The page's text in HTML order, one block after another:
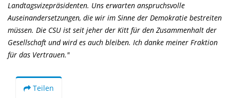
Landtagsvizepräsidenten. Uns erwarten anspruchsvolle
Auseinandersetzungen, die wir im Sinne der Demokratie bestreiten
müssen. Die CSU ist seit jeher der Kitt für den Zusammenhalt der
Gesellschaft und wird es auch bleiben. Ich danke meiner Fraktion
für das Vertrauen."
Teilen